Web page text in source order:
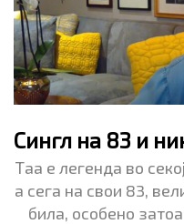
Сингл на 83 и
Таа е легенда во
а сега на свои 83,
била, особено